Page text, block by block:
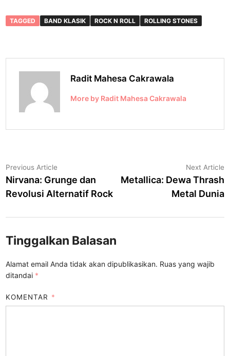
TAGGED BAND KLASIK ROCK N ROLL ROLLING STONES
Radit Mahesa Cakrawala
More by Radit Mahesa Cakrawala
Navigasi
pos
Previous Article
article:
Nirvana: Grunge dan
Revolusi Alternatif Rock
Next Article
Metallica: Dewa Thrash
Metal Dunia
Tinggalkan Balasan
Alamat email Anda tidak akan dipublikasikan. Ruas yang wajib
ditandai *
KOMENTAR *